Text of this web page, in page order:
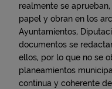
realmente se
papel y obran en los
Ayuntamientos,
documentos se
ellos, por lo que no se
planeamientos
continua y coherente